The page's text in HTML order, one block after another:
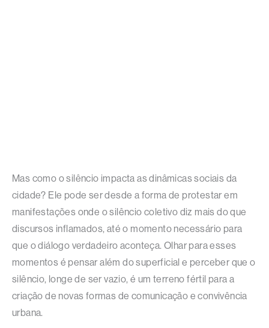
Mas como o silêncio impacta as dinâmicas sociais da
cidade? Ele pode ser desde a forma de protestar em
manifestações onde o silêncio coletivo diz mais do que
discursos inflamados, até o momento necessário para
que o diálogo verdadeiro aconteça. Olhar para esses
momentos é pensar além do superficial e perceber que o
silêncio, longe de ser vazio, é um terreno fértil para a
criação de novas formas de comunicação e convivência
urbana.